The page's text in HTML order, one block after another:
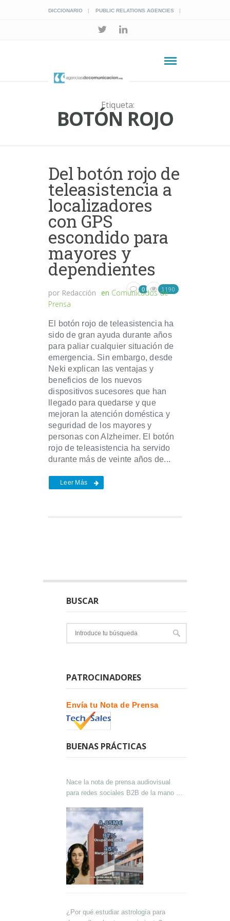
DICCIONARIO PUBLIC RELATIONS AGENCIES
Etiqueta:
BOTÓN ROJO
Del botón rojo de
teleasistencia a
localizadores
con GPS
escondido para
mayores y
dependientes
por Redacción en Comunicados de
Prensa
0 1190
El botón rojo de teleasistencia ha
sido de gran ayuda durante años
para paliar cualquier situación de
emergencia. Sin embargo, desde
Neki explican las ventajas y
beneficios de los nuevos
dispositivos sucesores que han
llegado para quedarse y que
mejoran la atención doméstica y
seguridad de los mayores y
personas con Alzheimer. El botón
rojo de teleasistencia ha servido
durante más de veinte años de...
Leer Más
BUSCAR
PATROCINADORES
Envía tu Nota de Prensa
BUENAS PRÁCTICAS
Nace la nota de prensa audiovisual
para redes sociales B2B de la mano de
¿Por qué estudiar astrología para